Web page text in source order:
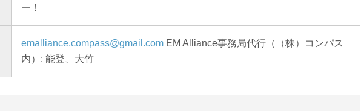
ー！
emalliance.compass@gmail.com EM Alliance事務局代行（（株）コンパス
内）: 能登、大竹